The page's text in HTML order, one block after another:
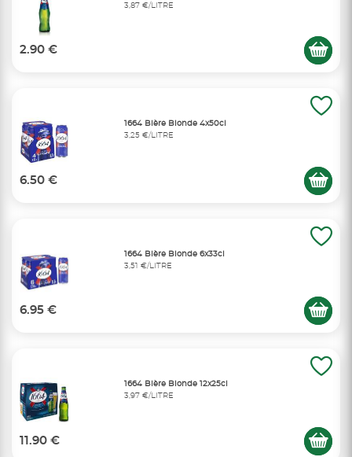
3,87 €/LITRE
2.90 €
1664 Bière Blonde 4x50cl
3,25 €/LITRE
6.50 €
1664 Bière Blonde 6x33cl
3,51 €/LITRE
6.95 €
1664 Bière Blonde 12x25cl
3,97 €/LITRE
11.90 €